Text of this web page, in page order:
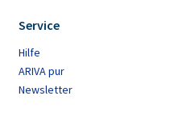
Service
Hilfe
ARIVA pur
Newsletter